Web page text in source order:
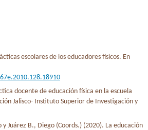
escolares de los educadores físicos. En
docente de educación física en la escuela
Jalisco- Instituto Superior de Investigación y
Juárez B., Diego (Coords.) (2020). La educación